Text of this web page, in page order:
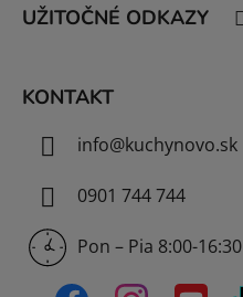
UŽITOČNÉ ODKAZY
KONTAKT
info@kuchynovo.sk
0901 744 744
Pon – Pia 8:00-16:30